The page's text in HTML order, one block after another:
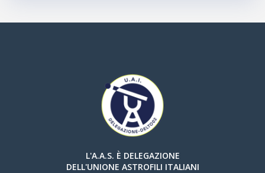
L'A.A.S. È DELEGAZIONE
DELL'UNIONE ASTROFILI ITALIANI